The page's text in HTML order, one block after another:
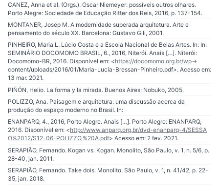
CANEZ, Anna et al. (Orgs.). Oscar Niemeyer: possíveis outros olhares.
Porto Alegre: Sociedade de Educação Ritter dos Reis, 2016, p. 137-154.
MONTANER, Josep M. A modernidade superada arquitetura. Arte e
pensamento do século XX. Barcelona: Gustavo Gili, 2001.
PINHEIRO, Maria L. Lúcio Costa e a Escola Nacional de Belas Artes. In: In:
SEMINÁRIO DOCOMOMO BRASIL, 6., 2016, Niterói. Anais […]. Niterói:
Docomomo-BR, 2016. Disponível em: <https://docomomo.org.br/wp-
content/uploads/2016/01/Maria-Lucia-Bressan-Pinheiro.pdf>. Acesso em:
13 mar. 2021.
PIÑÓN, Helio. La forma y la mirada. Buenos Aires: Nobuko, 2005.
POLIZZO, Ana. Paisagem e arquitetura: uma discussão acerca da
produção do espaço moderno no Brasil. In:
ENANPARQ, 4., 2016, Porto Alegre. Anais […]. Porto Alegre: ENANPARQ,
2016. Disponível em: <http://www.anparq.org.br/dvd-enanparq-4/SESSA
O%2012/S12-06-POLIZZO,%20A.pdf> Acesso em: 2 fev. 2021.
SERAPIÃO, Fernando. Kogan vs. Kogan. Monolito, São Paulo, v. 1, n. 5/6, p.
28-40, jan. 2011.
SERAPIÃO, Fernando. Take dois. Monolito, São Paulo, v. 1, n. 41/42, p. 22-
35, jan. 2018.